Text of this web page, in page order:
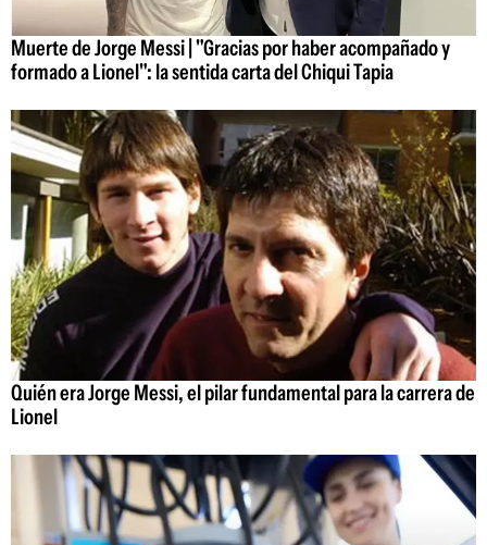
Muerte de Jorge Messi | "Gracias por haber acompañado y
formado a Lionel": la sentida carta del Chiqui Tapia
Quién era Jorge Messi, el pilar fundamental para la carrera de
Lionel